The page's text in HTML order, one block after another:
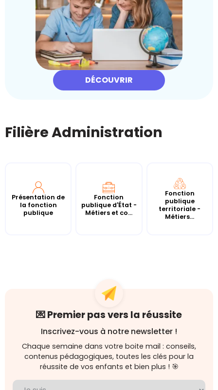
DÉCOUVRIR
Filière Administration
Présentation de
la fonction
publique
Fonction
publique d'État -
Métiers et co...
Fonction
publique
territoriale -
Métiers...
💌 Premier pas vers la réussite
Inscrivez-vous à notre newsletter !
Chaque semaine dans votre boite mail : conseils,
contenus pédagogiques, toutes les clés pour la
réussite de vos enfants et bien plus ! 🎯